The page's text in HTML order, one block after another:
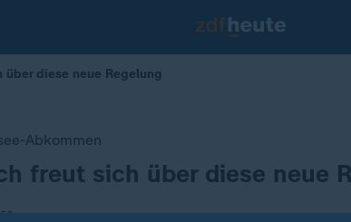
diese neue Regelung
Abkommen
freut sich über diese neue